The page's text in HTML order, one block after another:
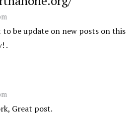
be update on new posts on this
.
Great post.